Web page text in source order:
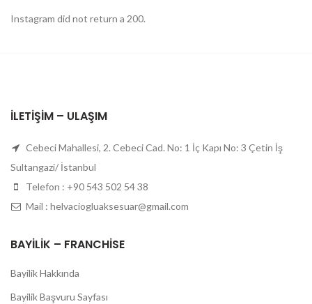
Instagram did not return a 200.
İLETIŞIM – ULAŞIM
Cebeci Mahallesi, 2. Cebeci Cad. No: 1 İç Kapı No: 3 Çetin İş
Sultangazi/ İstanbul
Telefon : +90 543 502 54 38
Mail : helvaciogluaksesuar@gmail.com
BAYILIK – FRANCHISE
Bayilik Hakkında
Bayilik Başvuru Sayfası